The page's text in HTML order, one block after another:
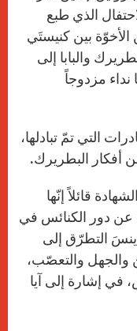
الذي طبع
الأخوّة بين كنيستَي
والبابا إلى
وتوقيعهما نداء مزدوجاً
التي تمّ تبادلها،
أفكار البطريرك.
قائلاً إنّها
عن دور الكنائس في
ينسَ التطرّق إلى
والجهل والتعصّب،
في إشارة إلى آيا